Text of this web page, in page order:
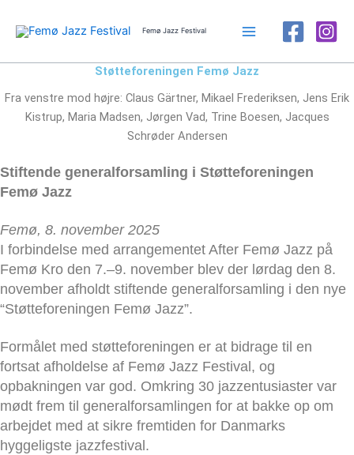
Femø Jazz Festival
Støtteforeningen Femø Jazz
Fra venstre mod højre: Claus Gärtner, Mikael Frederiksen, Jens Erik
Kistrup, Maria Madsen, Jørgen Vad, Trine Boesen, Jacques
Schrøder Andersen
Stiftende generalforsamling i Støtteforeningen
Femø Jazz
Femø, 8. november 2025
I forbindelse med arrangementet After Femø Jazz på
Femø Kro den 7.–9. november blev der lørdag den 8.
november afholdt stiftende generalforsamling i den nye
“Støtteforeningen Femø Jazz”.
Formålet med støtteforeningen er at bidrage til en
fortsat afholdelse af Femø Jazz Festival, og
opbakningen var god. Omkring 30 jazzentusiaster var
mødt frem til generalforsamlingen for at bakke op om
arbejdet med at sikre fremtiden for Danmarks
hyggeligste jazzfestival.